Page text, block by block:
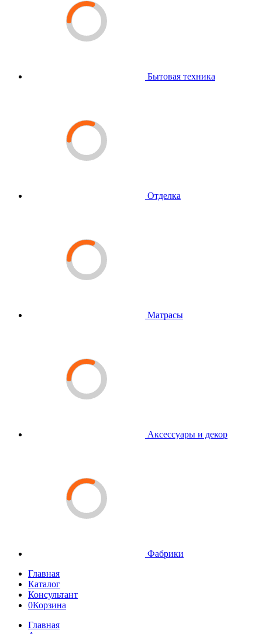
Бытовая техника
Отделка
Матрасы
Аксессуары и декор
Фабрики
Главная
Каталог
Консультант
0Корзина
Главная